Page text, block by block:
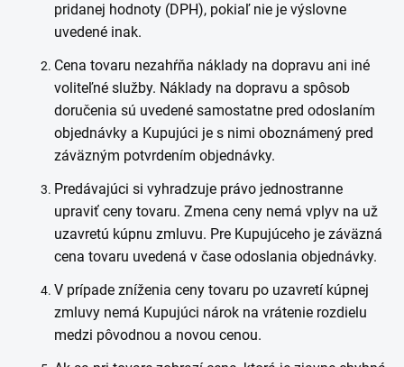
pridanej hodnoty (DPH), pokiaľ nie je výslovne
uvedené inak.
Cena tovaru nezahŕňa náklady na dopravu ani iné
voliteľné služby. Náklady na dopravu a spôsob
doručenia sú uvedené samostatne pred odoslaním
objednávky a Kupujúci je s nimi oboznámený pred
záväzným potvrdením objednávky.
Predávajúci si vyhradzuje právo jednostranne
upraviť ceny tovaru. Zmena ceny nemá vplyv na už
uzavretú kúpnu zmluvu. Pre Kupujúceho je záväzná
cena tovaru uvedená v čase odoslania objednávky.
V prípade zníženia ceny tovaru po uzavretí kúpnej
zmluvy nemá Kupujúci nárok na vrátenie rozdielu
medzi pôvodnou a novou cenou.